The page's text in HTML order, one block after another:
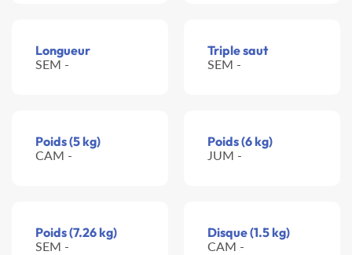
Longueur
SEM -
Triple saut
SEM -
Poids (5 kg)
CAM -
Poids (6 kg)
JUM -
Poids (7.26 kg)
SEM -
Disque (1.5 kg)
CAM -